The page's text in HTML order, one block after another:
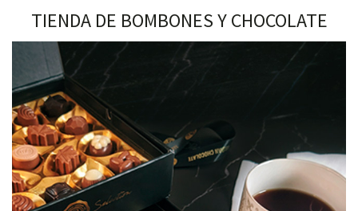
TIENDA DE BOMBONES Y CHOCOLATE